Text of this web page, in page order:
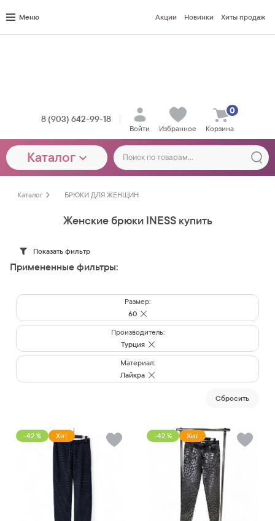
Меню Акции Новинки Хиты продаж
8 (903) 642-99-18
Войти Избранное Корзина
0
Каталог
Каталог БРЮКИ ДЛЯ ЖЕНЩИН
Женские брюки INESS купить
Показать фильтр
Примененные фильтры:
Размер:
60
Производитель:
Турция
Материал:
Лайкра
Cбросить
-42 % Хит -42 % Хит